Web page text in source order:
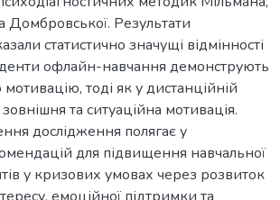
Домбровської. Результати
статистично значущі відмінності
офлайн-навчання демонструють
тоді як у дистанційній
та ситуаційна мотивація.
дослідження полягає у
для підвищення навчальної
у кризових умовах через розвиток